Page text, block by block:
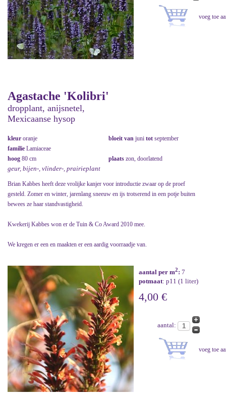
Agastache 'Kolibri'
dropplant, anijsnetel,
Mexicaanse hysop
kleur oranje bloeit van juni tot september
familie Lamiaceae
hoog 80 cm plaats zon, doorlatend
geur, bijen-, vlinder-, prairieplant
Brian Kabbes heeft deze vrolijke kanjer voor introductie zwaar op de proef
gesteld. Zomer en winter, jarenlang sneeuw en ijs trotserend in een potje buiten
bewees ze haar standvastigheid.
Kwekerij Kabbes won er de Tuin & Co Award 2010 mee.
We kregen er een en maakten er een aardig voorraadje van.
aantal per m2: 7
potmaat: p11 (1 liter)
4,00 €
aantal: